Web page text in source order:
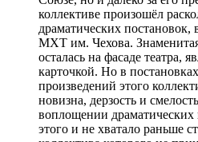
коллективе произошёл
драматических постановок,
МХТ им. Чехова. Знаменитая
осталась на фасаде театра,
карточкой. Но в
произведений этого
новизна, дерзость и
воплощении
этого и не хватало раньше